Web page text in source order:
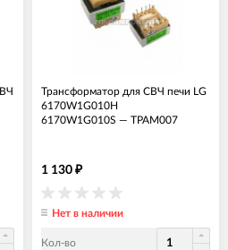
Трансформатор для СВЧ печи LG
6170W1G010H
6170W1G010S — ТРАМ007
1 130 ₽
Нет в наличии
Кол-во